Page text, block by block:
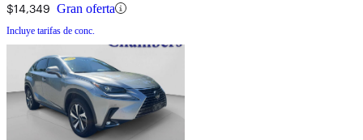
$14,349 Gran oferta
Incluye tarifas de conc.